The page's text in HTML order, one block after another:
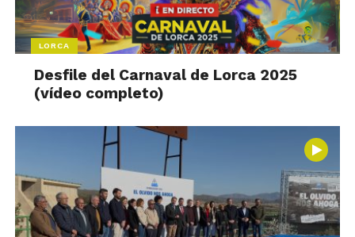
LORCA
Desfile del Carnaval de Lorca 2025
(vídeo completo)